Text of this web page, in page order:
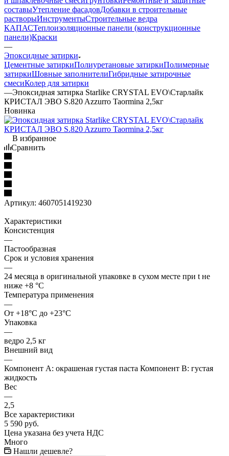
составыУтепление фасадовДобавки в строительные
растворыИнструментыСтроительные ведра
КАПАСТеплоизоляционные панели (конструкционные
панели)Краски
—
Эпоксидные затирки
Цементные затиркиПолиуретановые затиркиПолимерные
затиркиШовные заполнителиГибридные затирочные
смесиКолер для затирки
—Эпоксидная затирка Starlike CRYSTAL EVO\Старлайк
КРИСТАЛ ЭВО S.820 Azzurro Taormina 2,5кг
Новинка
В избранное
Сравнить
Артикул: 4607051419230
Характеристики
Консистенция
—
Пастообразная
Срок и условия хранения
—
24 месяца в оригинальной упаковке в сухом месте при t не
ниже +8 °C
Температура применения
—
От +18°C до +23°C
Упаковка
—
ведро 2,5 кг
Внешний вид
—
Компонент А: окрашеная густая паста Компонент В: густая
жидкость
Вес
—
2,5
Все характеристики
5 590 руб.
Цена указана без учета НДС
Много
Нашли дешевле?